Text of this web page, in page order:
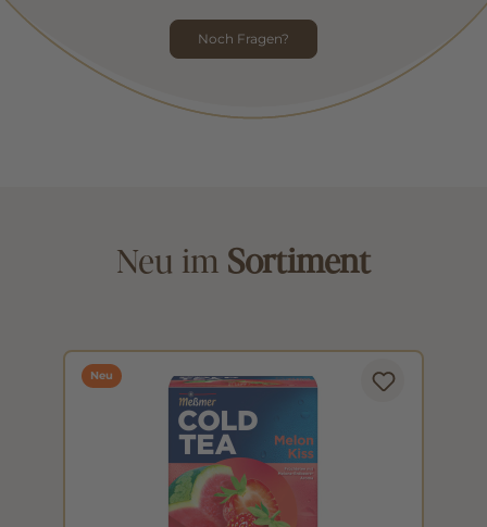
Noch Fragen?
Neu im Sortiment
Neu